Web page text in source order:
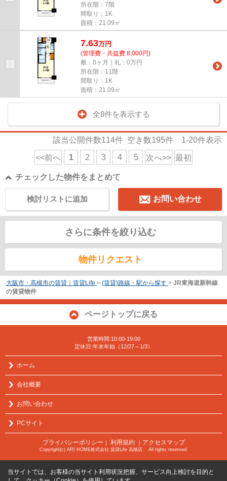
所在階：7階
間取り：1K
面積：21.09㎡
7.63万円
(管理費・共益費 8,000円)
敷：0ヶ月｜礼：0万円
所在階：11階
間取り：1K
面積：21.09㎡
全8件を表示する
該当公開件数114件 空き数195件 1-20件表示
<<前へ 1 2 3 4 5 次へ>> 最初
チェックした物件をまとめて
お問い合わせ
検討リストに追加
さらに条件を絞り込む
物件リクエスト
大阪市・高槻市の賃貸｜賃貸Life > (賃貸)路線・駅から探す > JR東海道新幹線
の賃貸物件
ページトップに戻る
営業時間:10:00-19:00
定休日:年末年始（12/27～1/3）
ホーム
会社概要
お問い合わせ
PCサイト
プライバシーポリシー ｜ 利用規約 ｜アクセスマップ
Copyright(c) ARI HOME株式会社 賃貸Life 高槻店 All rights reserved.
当サイトでは、お客様の当サイト利用状況把握、サービス向上検討を目的と